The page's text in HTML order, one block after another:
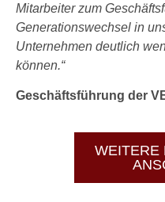
Mitarbeiter zum
Generationswechsel in
Unternehmen deutlich
können.“
Geschäftsführung der
WEITERE